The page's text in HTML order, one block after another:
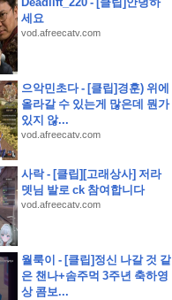
지260평 건물60평 2층주택 유찰1
교인근 별내남광하우스토리 14
채권)
고 실제 크루들 앞에서 시연하다
레이 후기
크립트 및 실제 면접 합격 답안
원인근 오남아이파크 9층 유찰1
원아파트 14층 유찰1회 의정부호
인근 성진리치빌 2층 다세대주택
인근 1층 구축 다세대빌라 유찰1
세요
vod.afreecatv.com
으악민초다 - [클립]경훈) 위에
올라갈 수 있는게 많은데 뭔가
있지 않...
vod.afreecatv.com
사락 - [클립][고래상사] 저라
뎃님 발로 ck 참여합니다
vod.afreecatv.com
월룩이 - [클립]정신 나갈 것 같
은 챈나+솜주먹 3주년 축하영
상 콤보...